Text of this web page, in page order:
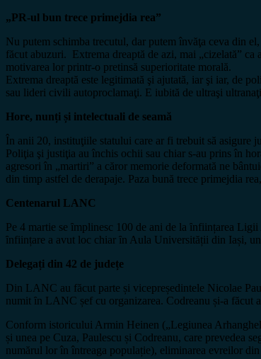
„PR-ul bun trece primejdia rea”
Nu putem schimba trecutul, dar putem învăţa ceva din
făcut abuzuri. Extrema dreaptă de azi, mai „cizelată”
motivarea lor printr-o pretinsă superioritate morală.
Extrema dreaptă este legitimată şi ajutată, iar şi iar, de
sau lideri civili autoproclamaţi. E iubită de ultraşi
Hore, nunți și intelectuali de seamă
În anii 20, instituţiile statului care ar fi trebuit să asigure
Poliţia şi justiţia au închis ochii sau chiar s-au prins în
agresori în „martiri” a căror memorie deformată ne
din timp astfel de derapaje. Paza bună trece primejdia
Centenarul LANC
Pe 4 martie se ȋmplinesc 100 de ani de la ȋnființarea
ȋnființare a avut loc chiar ȋn Aula Universității din Iași,
Delegați din 42 de județe
Din LANC au făcut parte și vicepreședintele Nicolae
numit ȋn LANC șef cu organizarea. Codreanu și-a
Conform istoricului Armin Heinen („Legiunea
și unea pe Cuza, Paulescu și Codreanu, care prevedea
numărul lor în întreaga populație), eliminarea evreilor